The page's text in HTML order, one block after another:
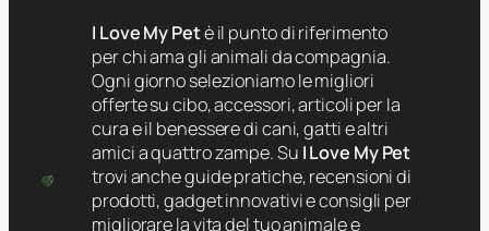
I Love My Petè il punto di riferimento
per chi ama gli animali da compagnia.
Ogni giorno selezioniamo le migliori
offerte su cibo, accessori, articoli per la
cura e il benessere di cani, gatti e altri
amici a quattro zampe. Su I Love My Pet
trovi anche guide pratiche, recensioni di
prodotti, gadget innovativi e consigli per
migliorare la vita del tuo animale e